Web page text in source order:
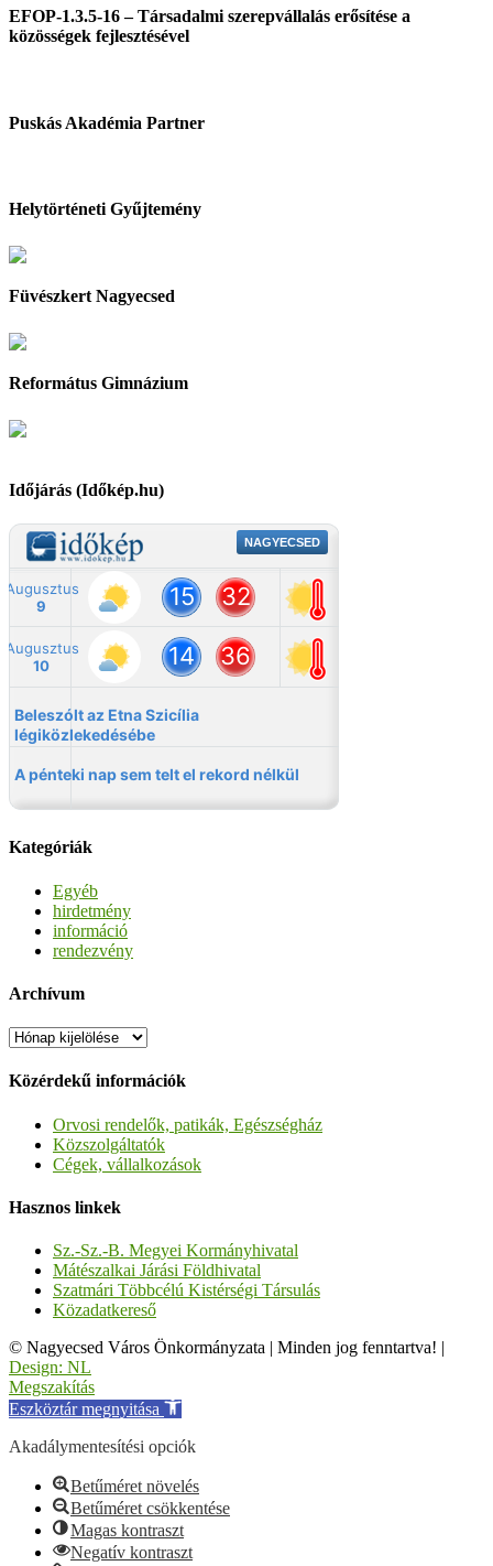
EFOP-1.3.5-16 – Társadalmi szerepvállalás erősítése a
közösségek fejlesztésével
Puskás Akadémia Partner
Helytörténeti Gyűjtemény
Füvészkert Nagyecsed
Református Gimnázium
Időjárás (Időkép.hu)
Kategóriák
Egyéb
hirdetmény
információ
rendezvény
Archívum
Archívum
Közérdekű információk
Orvosi rendelők, patikák, Egészségház
Közszolgáltatók
Cégek, vállalkozások
Hasznos linkek
Sz.-Sz.-B. Megyei Kormányhivatal
Mátészalkai Járási Földhivatal
Szatmári Többcélú Kistérségi Társulás
Közadatkereső
© Nagyecsed Város Önkormányzata | Minden jog fenntartva! |
Design: NL
Megszakítás
Eszköztár megnyitása
Akadálymentesítési opciók
Betűméret növelés
Betűméret csökkentése
Magas kontraszt
Negatív kontraszt